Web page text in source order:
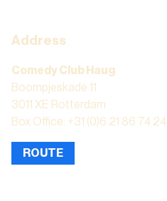
Address
Comedy Club Haug
Boompjeskade 11
3011 XE Rotterdam
Box Office: +31 (0)6 21 86 74 24
ROUTE